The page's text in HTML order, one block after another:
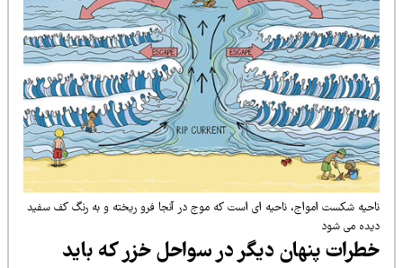
شکست امواج، ناحیه ای است که موج در آنجا فرو ریخته و به رنگ کف سفید
می شود
پنهان دیگر در سواحل خزر که باید